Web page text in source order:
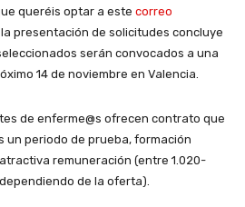
queréis optar a este correo
la presentación de solicitudes concluye
serán convocados a una
14 de noviembre en Valencia.
de enferme@s ofrecen contrato que
un periodo de prueba, formación
remuneración (entre 1.020-
de la oferta).